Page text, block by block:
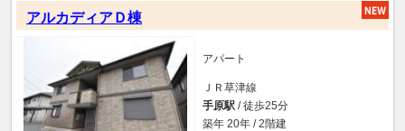
アルカディアＤ棟
アパート
ＪＲ草津線
手原駅 / 徒歩25分
築年 20年 / 2階建